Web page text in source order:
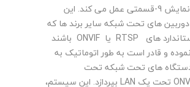
چهارگانه و نمایش 9-قسمتی عمل می کند. این
های تحت شبکه سایر برند ها که
مطابق با استاندارد های RTSP یا ONVIF باشند
و قادر است به طور اتوماتیک به
های تحت شبکه تحت
استانداردONVIF تحت یک LAN بپردازد. این سیستم،